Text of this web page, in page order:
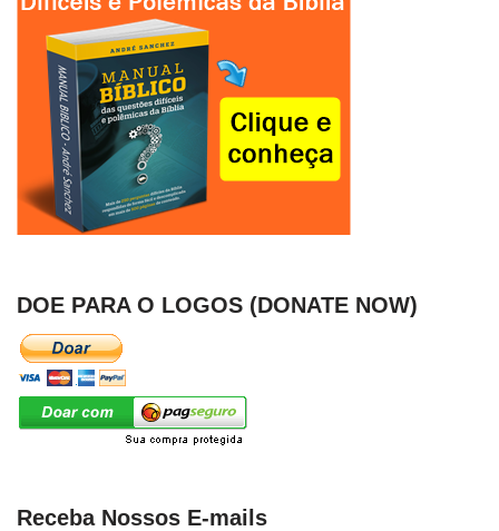
DOE PARA O LOGOS (DONATE NOW)
Receba Nossos E-mails